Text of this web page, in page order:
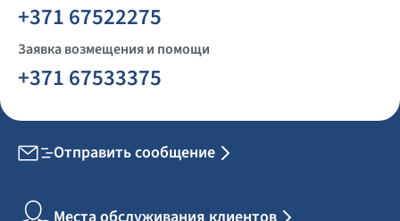
+371 67522275
Заявка возмещения и помощи
+371 67533375
Отправить сообщение